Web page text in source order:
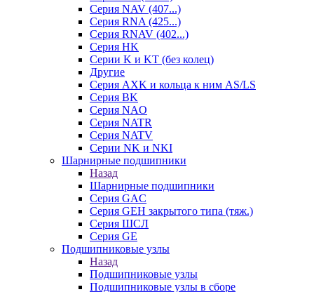
Серия NAV (407...)
Серия RNA (425...)
Серия RNAV (402...)
Серия HK
Серии K и KT (без колец)
Другие
Серия AXK и кольца к ним AS/LS
Серия BK
Серия NAO
Серия NATR
Серия NATV
Серии NK и NKI
Шарнирные подшипники
Назад
Шарнирные подшипники
Серия GAC
Серия GEH закрытого типа (тяж.)
Серия ШСЛ
Серия GE
Подшипниковые узлы
Назад
Подшипниковые узлы
Подшипниковые узлы в сборе